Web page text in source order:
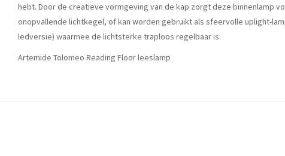
hebt. Door de creatieve vormgeving van de kap zorgt deze binnenlamp
onopvallende lichtkegel, of kan worden gebruikt als sfeervolle uplight-
ledversie) waarmee de lichtsterke traploos regelbaar is.
Artemide Tolomeo Reading Floor leeslamp